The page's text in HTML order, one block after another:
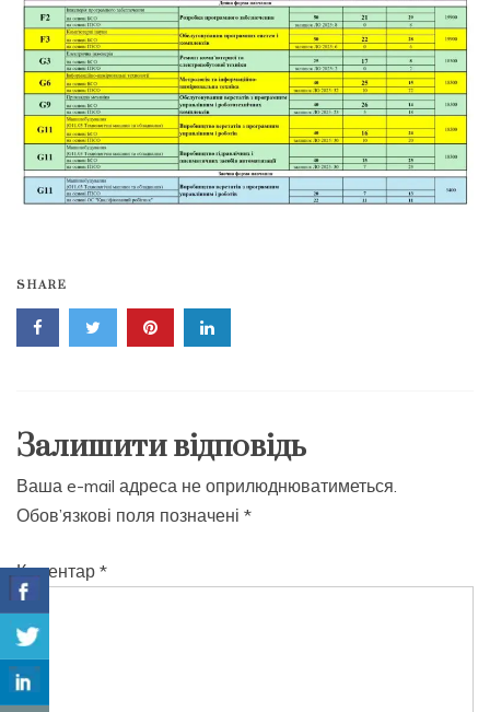
SHARE
Залишити відповідь
Ваша e-mail адреса не оприлюднюватиметься.
Обов’язкові поля позначені *
Коментар *